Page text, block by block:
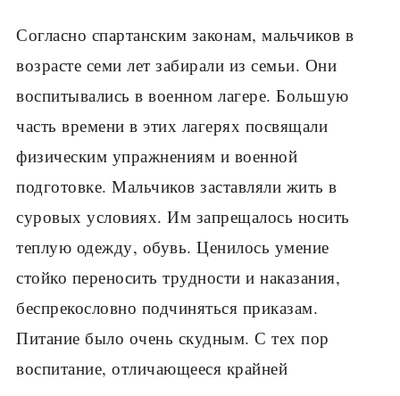
Согласно спартанским законам, мальчиков в
воз­расте семи лет забирали из семьи. Они
воспиты­вались в военном лагере. Большую
часть времени в этих лагерях посвящали
физическим упражнениям и военной
подготовке. Мальчиков заставляли жить в
суровых условиях. Им запрещалось носить
теплую одежду, обувь. Ценилось умение
стойко переносить трудности и наказания,
беспрекословно подчиняться приказам.
Питание было очень скудным. С тех пор
воспитание, отличающееся крайней